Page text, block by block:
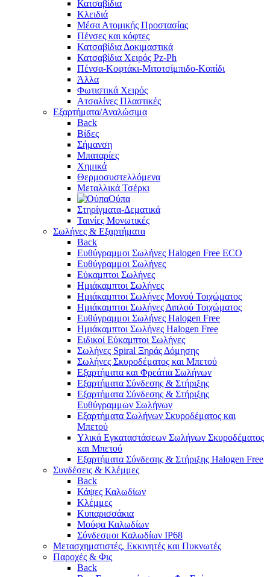
Κατσαβίδια
Κλειδιά
Μέσα Ατομικής Προστασίας
Πένσες και κόφτες
Κατσαβίδια Δοκιμαστικά
Κατσαβίδια Χειρός Pz-Ph
Πένσα-Κοφτάκι-Μιτοτσίμπιδο-Κοπίδι
Άλλα
Φωτιστικά Χειρός
Ατσαλίνες Πλαστικές
Εξαρτήματα/Αναλώσιμα
Back
Βίδες
Σήμανση
Μπαταρίες
Χημικά
Θερμοσυστελλόμενα
Μεταλλικά Τσέρκι
Ούπα
Στηρίγματα-Δεματικά
Ταινίες Μονωτικές
Σωλήνες & Εξαρτήματα
Back
Ευθύγραμμοι Σωλήνες Halogen Free ECO
Ευθύγραμμοι Σωλήνες
Εύκαμπτοι Σωλήνες
Ημιάκαμπτοι Σωλήνες
Ημιάκαμπτοι Σωλήνες Μονού Τοιχώματος
Ημιάκαμπτοι Σωλήνες Διπλού Τοιχώματος
Ευθύγραμμοι Σωλήνες Halogen Free
Ημιάκαμπτοι Σωλήνες Halogen Free
Ειδικοί Εύκαμπτοι Σωλήνες
Σωλήνες Spiral Ξηράς Δόμησης
Σωλήνες Σκυροδέματος και Μπετού
Εξαρτήματα και Φρεάτια Σωλήνων
Εξαρτήματα Σύνδεσης & Στήριξης
Εξαρτήματα Σύνδεσης & Στήριξης
Ευθύγραμμων Σωλήνων
Εξαρτήματα Σωλήνων Σκυροδέματος και
Μπετού
Υλικά Εγκαταστάσεων Σωλήνων Σκυροδέματος
και Μπετού
Εξαρτήματα Σύνδεσης & Στήριξης Halogen Free
Συνδέσεις & Κλέμμες
Back
Κάψες Καλωδίων
Κλέμμες
Κυπαρισσάκια
Μούφα Καλωδίων
Σύνδεσμοι Καλωδίων IP68
Μετασχηματιστές, Εκκινητές και Πυκνωτές
Παροχές & Φις
Back